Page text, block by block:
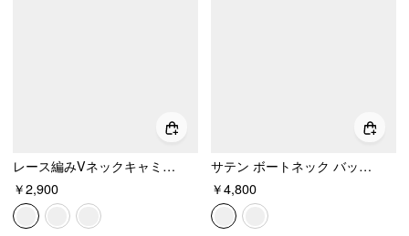
レース編みVネックキャミソール
￥2,900
サテン ボートネック バットウィングスリーブ オーバーサイズ ミニワンピース
￥4,800